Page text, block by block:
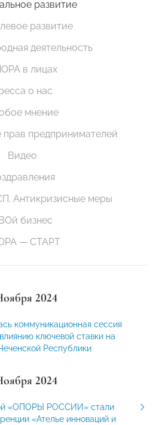
развитие
развитие
деятельность
в лицах
о нас
мнение
предпринимателей
Видео
Антикризисные меры
бизнес
— СТАРТ
2024
коммуникационная сессия
ключевой ставки на
Республики
2024
«ОПОРЫ РОССИИ» стали
«Ателье инноваций и